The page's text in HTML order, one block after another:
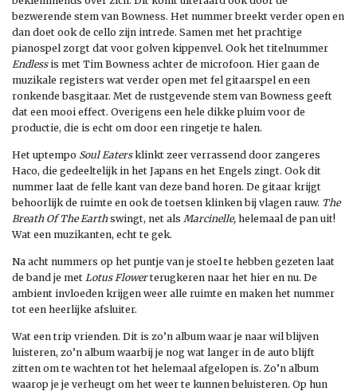
bezwerende stem van Bowness. Het nummer breekt verder open en
dan doet ook de cello zijn intrede. Samen met het prachtige
pianospel zorgt dat voor golven kippenvel. Ook het titelnummer
Endlessis met Tim Bowness achter de microfoon. Hier gaan de
muzikale registers wat verder open met fel gitaarspel en een
ronkende basgitaar. Met de rustgevende stem van Bowness geeft
dat een mooi effect. Overigens een hele dikke pluim voor de
productie, die is echt om door een ringetje te halen.
Het uptempo Soul Eatersklinkt zeer verrassend door zangeres
Haco, die gedeeltelijk in het Japans en het Engels zingt. Ook dit
nummer laat de felle kant van deze band horen. De gitaar krijgt
behoorlijk de ruimte en ook de toetsen klinken bij vlagen rauw. The
Breath Of The Earthswingt, net als Marcinelle, helemaal de pan uit!
Wat een muzikanten, echt te gek.
Na acht nummers op het puntje van je stoel te hebben gezeten laat
de band je met Lotus Flowerterugkeren naar het hier en nu. De
ambient invloeden krijgen weer alle ruimte en maken het nummer
tot een heerlijke afsluiter.
Wat een trip vrienden. Dit is zo’n album waar je naar wil blijven
luisteren, zo’n album waarbij je nog wat langer in de auto blijft
zitten om te wachten tot het helemaal afgelopen is. Zo’n album
waarop je je verheugt om het weer te kunnen beluisteren. Op hun